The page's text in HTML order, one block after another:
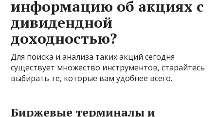
информацию об акциях с
дивидендной
доходностью?
Для поиска и анализа таких акций сегодня
существует множество инструментов, старайтесь
выбирать те, которые вам удобнее всего.
Биржевые терминалы и